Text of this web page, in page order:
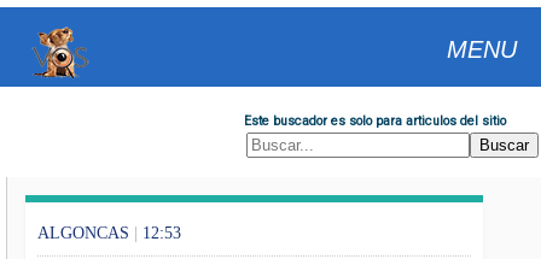
MENU
Este buscador es solo para articulos del sitio
ALGONCAS | 12:53